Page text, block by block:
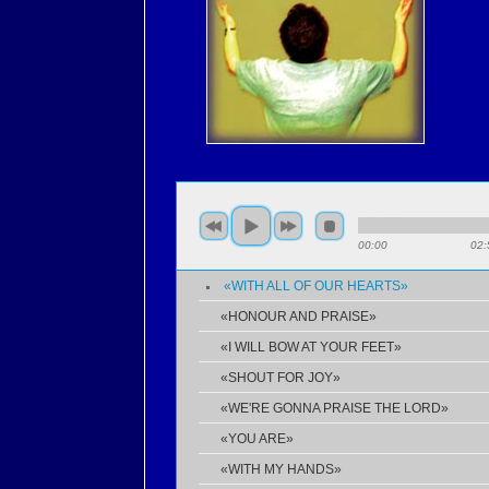
00:00
«WITH ALL OF OUR HEARTS»
«HONOUR AND PRAISE»
«I WILL BOW AT YOUR FEET»
«SHOUT FOR JOY»
«WE'RE GONNA PRAISE THE LORD»
«YOU ARE»
«WITH MY HANDS»